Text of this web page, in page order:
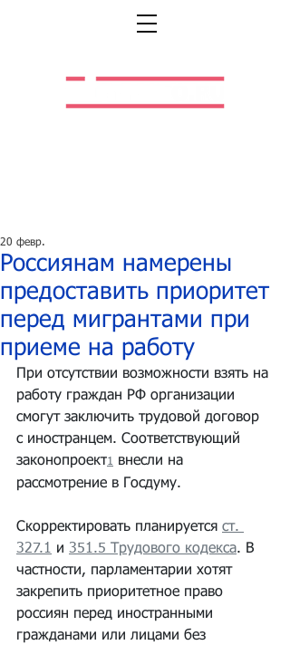
Россиянам намерены
предоставить приоритет
перед мигрантами при
приеме на работу
20 февр.
При отсутствии возможности взять на
работу граждан РФ организации
смогут заключить трудовой договор
с иностранцем. Соответствующий
законопроект1 внесли на
рассмотрение в Госдуму.
Скорректировать планируется ст.
327.1 и 351.5 Трудового кодекса. В
частности, парламентарии хотят
закрепить приоритетное право
россиян перед иностранными
гражданами или лицами без